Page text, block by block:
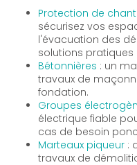
Protection de
sécurisez vos
l'évacuation des
solutions pratiques
Bétonnières : un
travaux de
fondation.
Groupes
électrique fiable
cas de besoin
Marteaux piqueur :
travaux de